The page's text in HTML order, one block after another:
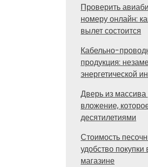
Проверить
номеру онлайн:
вылет состоится
Кабельно-
продукция:
энергетической
Дверь из
вложение,
десятилетиями
Стоимость
удобство покупки
магазине